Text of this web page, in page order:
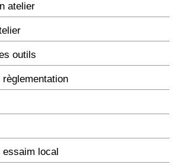
atelier
outils
essaim local